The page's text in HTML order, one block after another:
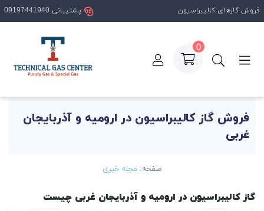
فروش گاز کالیبراسیون در ارومیه و آذربایجان
غربی
صفحه: مجله خبری
گاز کالیبراسیون در ارومیه و آذربایجان غربی چیست
فروش گازهای کالیبراسیون پشتیبانی 09197441940
0